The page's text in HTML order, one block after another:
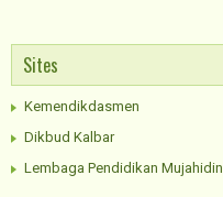
Sites
Kemendikdasmen
Dikbud Kalbar
Lembaga Pendidikan Mujahidin